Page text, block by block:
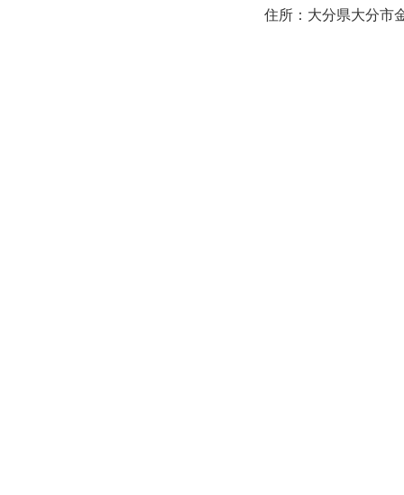
住所：大分県大分市